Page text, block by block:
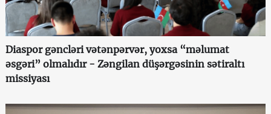
Diaspor gəncləri vətənpərvər, yoxsa “məlumat
əsgəri” olmalıdır - Zəngilan düşərgəsinin sətiraltı
missiyası